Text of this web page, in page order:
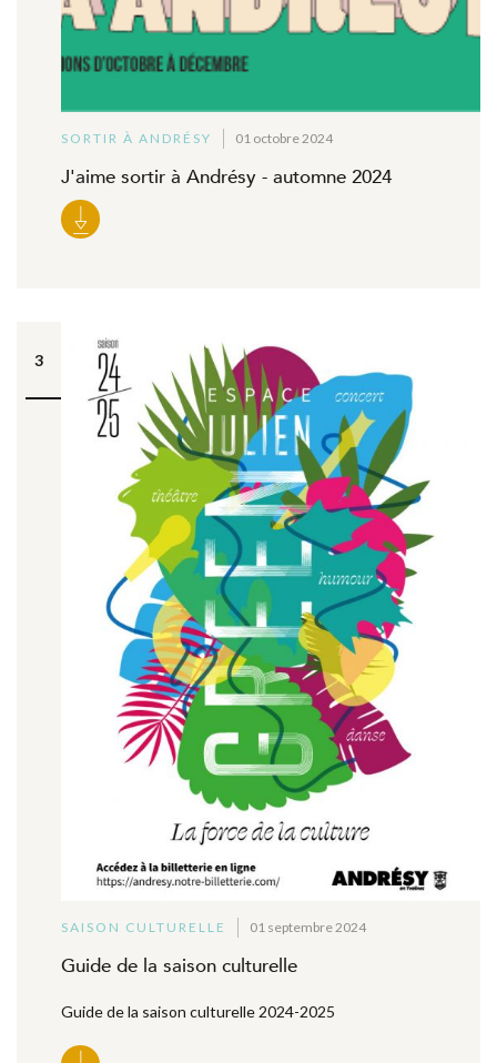
SORTIR À ANDRÉSY 01 octobre 2024
J'aime sortir à Andrésy - automne 2024
3
SAISON CULTURELLE 01 septembre 2024
Guide de la saison culturelle
Guide de la saison culturelle 2024-2025